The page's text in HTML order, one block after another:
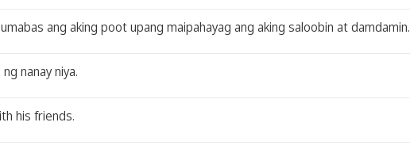
ang aking poot upang maipahayag ang aking saloobin at damdamin.
nanay niya.
his friends.